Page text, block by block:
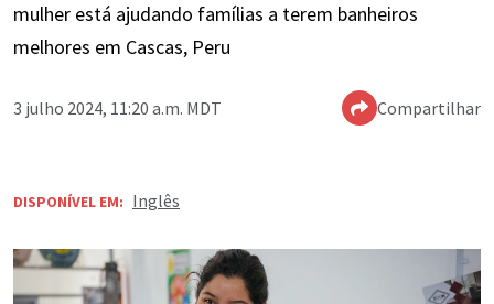
mulher está ajudando famílias a terem banheiros
melhores em Cascas, Peru
3 julho 2024, 11:20 a.m. MDT Compartilhar
DISPONÍVEL EM: Inglês